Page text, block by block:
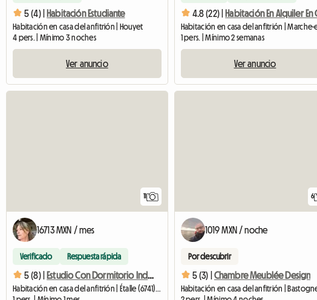
5 (4) | Habitación Estudiante
Habitación en casa del anfitrión | Houyet
4 pers. | Mínimo 3 noches
Ver anuncio
4.8 (22) |
1 pers. | Mínimo 2 semanas
Ver anuncio
11
16713 MXN / mes
Verificado Respuesta rápida
5 (8) | Estudio Con Dormitorio Independiente Corta Estancia
Habitación en casa del anfitrión | Étalle (6741) | 30 M2
6
1019 MXN / noche
Por descubrir
5 (3) | Chambre Meublée Design